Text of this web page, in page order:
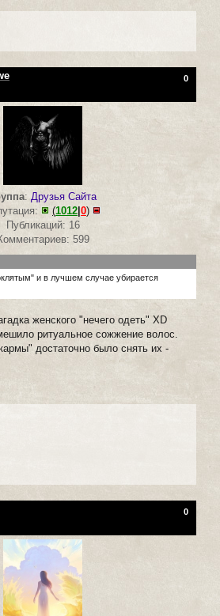
0
:Друзья Сайта
(1012 0)
Публикаций: 16
599
и в лучшем случае убирается
женского "нечего одеть" XD
ритуальное сожжение волос.
достаточно было снять их -
0